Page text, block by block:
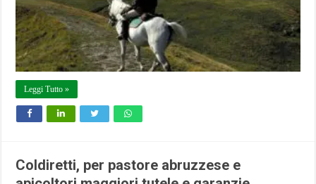
Leggi Tutto »
Coldiretti, per pastore abruzzese e